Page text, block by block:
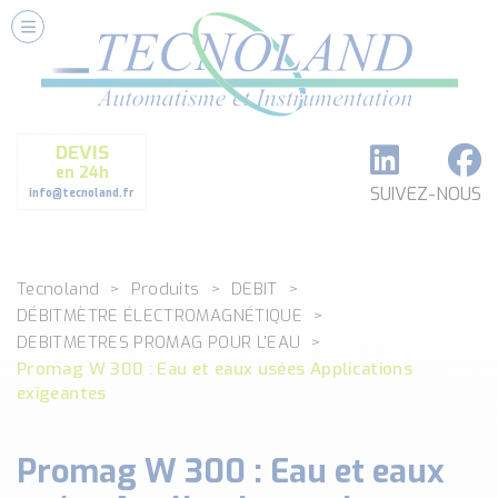
DEVIS
en 24h
info@tecnoland.fr SUIVEZ-NOUS
Nos Services
Conseils et Fourniture
Formation et Assistance
Architecture I-O Link multi fabricants
Classé par catégorie
DEBIT
DETECTION
ANALYSE PHYSICO-CHIMIQUE
Voir toutes les catégories …
Tecnoland Produits
DEBIT
DÉBITMÈTRE ÉLECTROMAGNÉTIQUE
DEBITMETRES PROMAG POUR L'EAU
Promag W 300 : Eau et eaux usées Applications
exigeantes
Promag W 300 : Eau et eaux